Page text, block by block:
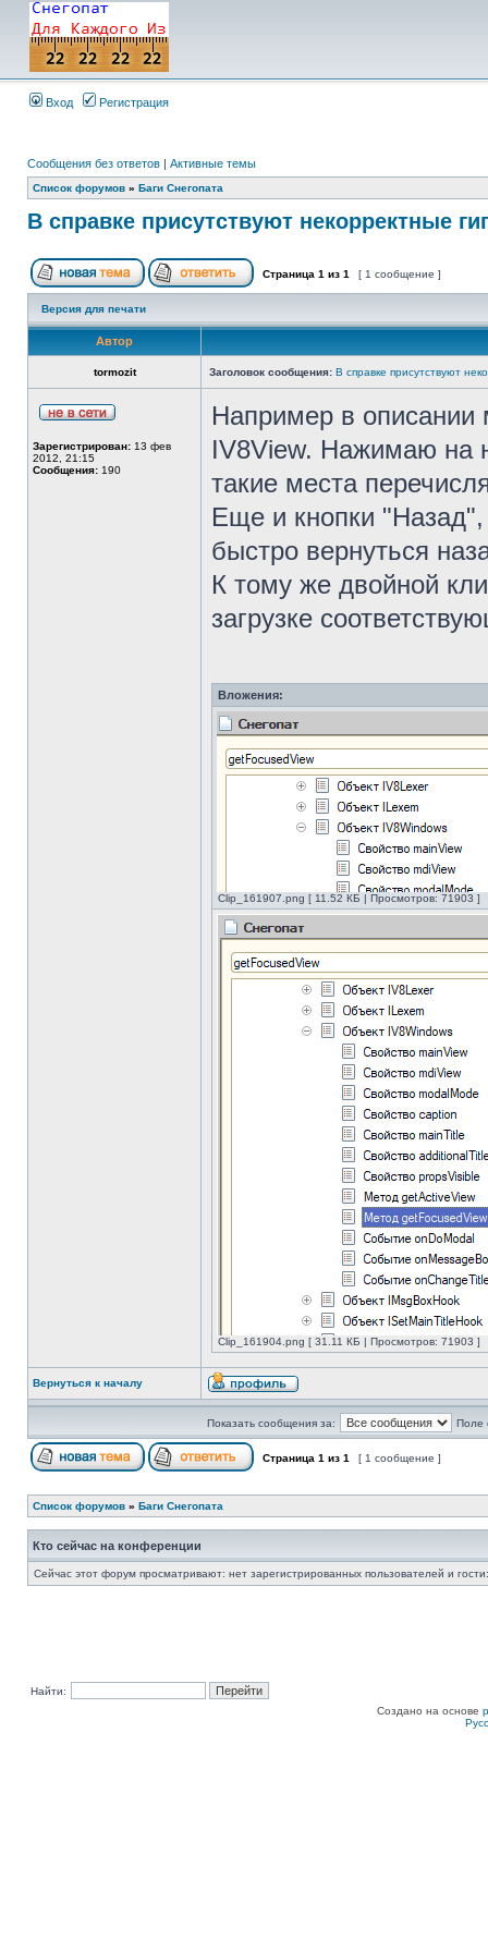
Вход Регистрация
Сообщения без ответов | Активные темы
Список форумов » Баги Снегопата
В справке присутствуют некорректные
Страница 1 из 1 [ 1 сообщение ]
Версия для печати
Автор
tormozit Заголовок сообщения: В справке присутствуют
Зарегистрирован: 13 фев
2012, 21:15
Сообщения: 190
Например в описании
IV8View. Нажимаю на
такие места
Еще и кнопки "Назад",
быстро вернуться
К тому же двойной
загрузке
Вложения:
Clip_161907.png [ 11.52 КБ | Просмотров: 71903 ]
Clip_161904.png [ 31.11 КБ | Просмотров: 71903 ]
Вернуться к началу
Показать сообщения за: Поле
Страница 1 из 1 [ 1 сообщение ]
Список форумов » Баги Снегопата
Кто сейчас на конференции
Сейчас этот форум просматривают: нет зарегистрированных пользователей и
Найти:
Создано на основе